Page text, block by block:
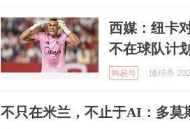
西媒：纽卡
不在球队计
网易号 懂球帝
不只在米兰，不止于AI：多莫